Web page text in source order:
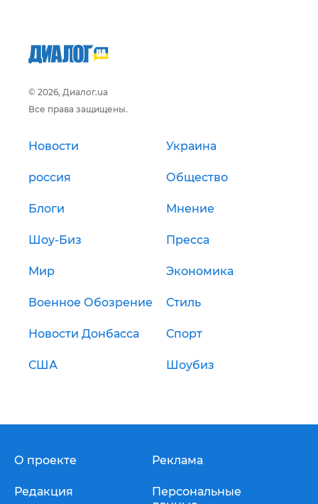
© 2026, Диалог.ua
Все права защищены.
Новости Украина
россия Общество
Блоги Мнение
Шоу-Биз Пресса
Мир Экономика
Военное Обозрение Стиль
Новости Донбасса Спорт
США Шоубиз
О проекте
Редакция
Реклама
Персональные